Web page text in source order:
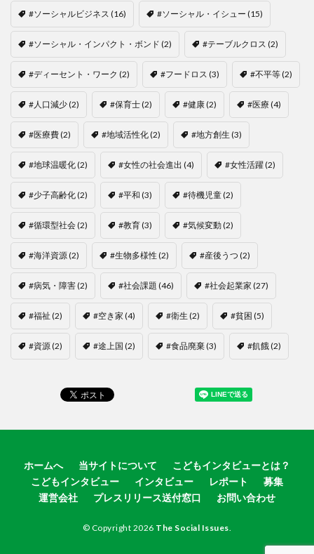
#ソーシャルビジネス (16) #ソーシャル・イシュー (15)
#ソーシャル・インパクト・ボンド (2) #テーブルクロス (2)
#ディーセント・ワーク (2) #フードロス (3) #不平等(2)
#人口減少(2) #保育士(2) #健康(2) #医療(4)
#医療費(2) #地域活性化(2) #地方創生 (3)
#地球温暖化(2) #女性の社会進出 (4) #女性活躍(2)
#少子高齢化(2) #平和 (3) #待機児童(2)
#循環型社会(2) #教育(3) #気候変動(2)
#海洋資源(2) #生物多様性(2) #産後うつ (2)
#病気・障害(2) #社会課題 (46) #社会起業家 (27)
#福祉 (2) #空き家 (4) #衛生 (2) #貧困 (5)
#資源(2) #途上国 (2) #食品廃棄(3) #飢餓(2)
ホームへ 当サイトについて
こどもインタビューとは？
こどもインタビュー
インタビュー レポート
募集
運営会社
プレスリリース送付窓口 お問い合わせ
© Copyright 2026 The Social Issues.